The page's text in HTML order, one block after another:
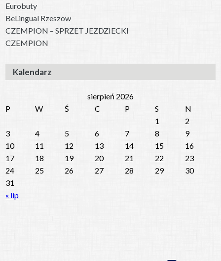
Eurobuty
BeLingual Rzeszow
CZEMPION – SPRZET JEZDZIECKI
CZEMPION
Kalendarz
sierpień 2026
P
W Ś C P S
N
1
2
3
4 5 6 7 8
9
10
11 12 13 14 15
16
17
18 19 20 21 22
23
24
25 26 27 28 29
30
31
« lip